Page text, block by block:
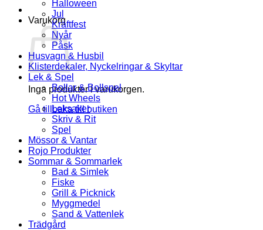
Varukorg
Inga produkter i varukorgen.
Gå tillbaka till butiken
Halloween
Jul
Kräftfest
Nyår
Påsk
Husvagn & Husbil
Klisterdekaler, Nyckelringar & Skyltar
Lek & Spel
Bollar & Bollspel
Hot Wheels
Leksaker
Skriv & Rit
Spel
Mössor & Vantar
Rojo Produkter
Sommar & Sommarlek
Bad & Simlek
Fiske
Grill & Picknick
Myggmedel
Sand & Vattenlek
Trädgård